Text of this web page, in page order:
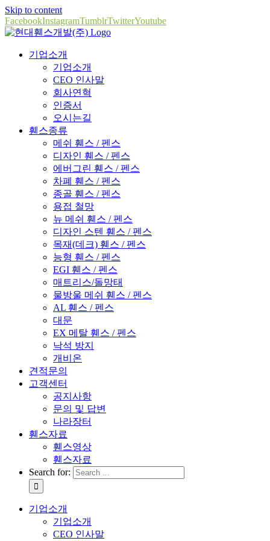
Skip to content
FacebookInstagramTumblrTwitterYoutube
기업소개
기업소개
CEO 인사말
회사연혁
인증서
오시는길
휀스종류
메쉬 휀스 / 펜스
디자인 휀스 / 펜스
에버그린 휀스 / 펜스
차폐 휀스 / 펜스
종골 휀스 / 펜스
용접 철망
뉴 메쉬 휀스 / 펜스
디자인 스텐 휀스 / 펜스
목재(데크) 휀스 / 펜스
능형 휀스 / 펜스
EGI 휀스 / 펜스
매트리스/돌망태
물방울 메쉬 휀스 / 펜스
AL 휀스 / 펜스
대문
EX 메탈 휀스 / 펜스
낙석 방지
개비온
견적문의
고객센터
공지사항
문의 및 답변
나라장터
휀스자료
휀스영상
휀스자료
Search for:
기업소개
기업소개
CEO 인사말